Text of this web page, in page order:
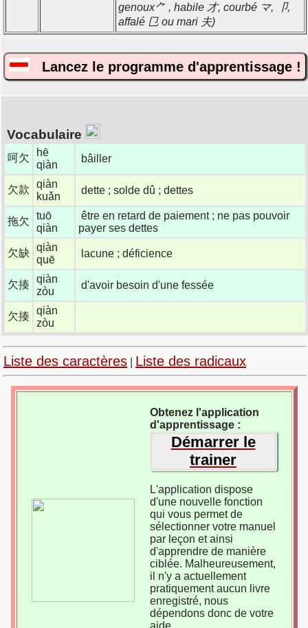
genoux⺈ , habile 才, courbé マ, 卩,
affalé 㔾 ou mari 夫)
Lancez le programme d'apprentissage !
Vocabulaire
呵欠
hē
qiàn
bâiller
欠款
qiàn
kuǎn
dette ; solde dû ; dettes
拖欠
tuō
qiàn
être en retard de paiement ; ne pas pouvoir
payer ses dettes
欠缺 qiàn
quē
lacune ; déficience
欠揍
qiàn
zòu
d'avoir besoin d'une fessée
欠揍
qiàn
zòu
Liste des caractères Liste des radicaux
Obtenez l'application
d'apprentissage :
Démarrer le
trainer
L'application dispose
d'une nouvelle fonction
qui vous permet de
sélectionner votre manuel
par leçon et ainsi
d'apprendre de manière
ciblée. Malheureusement,
il n'y a actuellement
pratiquement aucun livre
enregistré, nous
dépendons donc de votre
aide.